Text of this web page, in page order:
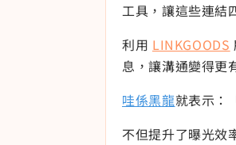
工具，讓這些連結
利用 LINKGOODS
息，讓溝通變得更
哇係黑龍就表示：
不但提升了曝光效